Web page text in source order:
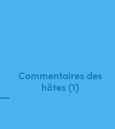
Commentaires des
hôtes (1)